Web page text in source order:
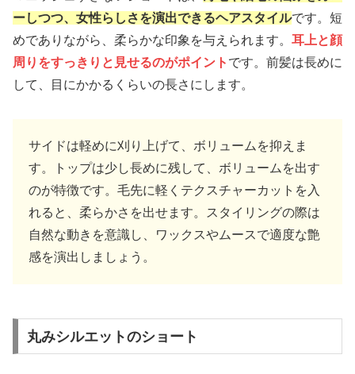
ーしつつ、女性らしさを演出できるヘアスタイルです。短
めでありながら、柔らかな印象を与えられます。 耳上と顔
周りをすっきりと見せるのがポイント です。前髪は長めに
して、目にかかるくらいの長さにします。
サイドは軽めに刈り上げて、ボリュームを抑えま
す。トップは少し長めに残して、ボリュームを出す
のが特徴です。毛先に軽くテクスチャーカットを入
れると、柔らかさを出せます。スタイリングの際は
自然な動きを意識し、ワックスやムースで適度な艶
感を演出しましょう。
丸みシルエットのショート